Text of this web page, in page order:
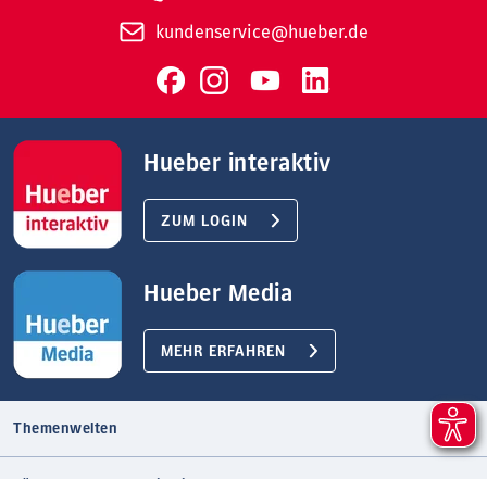
kundenservice@hueber.de
Hueber interaktiv
ZUM LOGIN
Hueber Media
MEHR ERFAHREN
Themenwelten